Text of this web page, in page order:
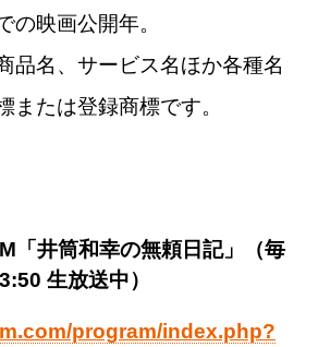
映画公開年。
品名、サービス名ほか各種名
または登録商標です。
「井筒和幸の無頼日記」（毎
生放送中）
program/index.php?